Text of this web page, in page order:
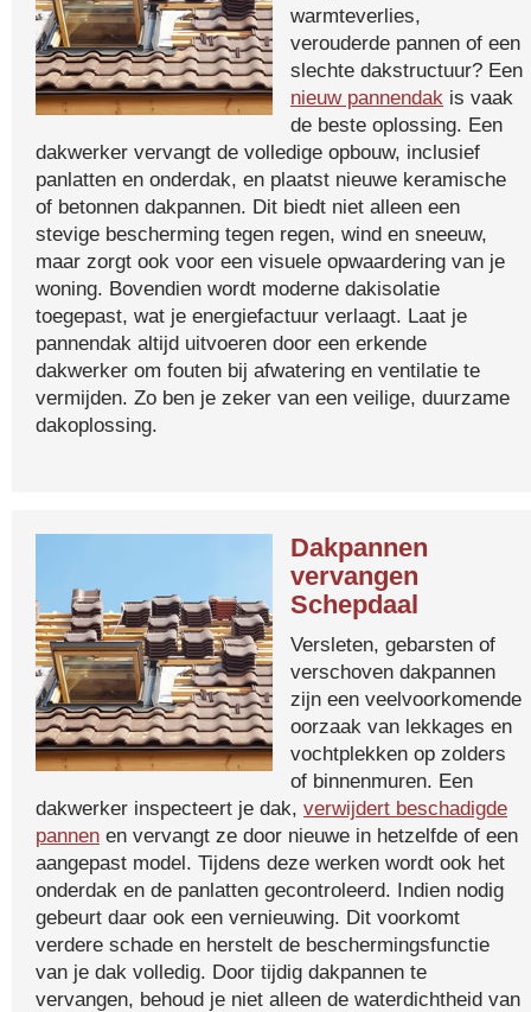
warmteverlies,
verouderde pannen of een
slechte dakstructuur? Een
nieuw pannendak is vaak
de beste oplossing. Een
dakwerker vervangt de volledige opbouw, inclusief
panlatten en onderdak, en plaatst nieuwe keramische
of betonnen dakpannen. Dit biedt niet alleen een
stevige bescherming tegen regen, wind en sneeuw,
maar zorgt ook voor een visuele opwaardering van je
woning. Bovendien wordt moderne dakisolatie
toegepast, wat je energiefactuur verlaagt. Laat je
pannendak altijd uitvoeren door een erkende
dakwerker om fouten bij afwatering en ventilatie te
vermijden. Zo ben je zeker van een veilige, duurzame
dakoplossing.
Dakpannen
vervangen
Schepdaal
Versleten, gebarsten of
verschoven dakpannen
zijn een veelvoorkomende
oorzaak van lekkages en
vochtplekken op zolders
of binnenmuren. Een
dakwerker inspecteert je dak, verwijdert beschadigde
pannen en vervangt ze door nieuwe in hetzelfde of een
aangepast model. Tijdens deze werken wordt ook het
onderdak en de panlatten gecontroleerd. Indien nodig
gebeurt daar ook een vernieuwing. Dit voorkomt
verdere schade en herstelt de beschermingsfunctie
van je dak volledig. Door tijdig dakpannen te
vervangen, behoud je niet alleen de waterdichtheid van